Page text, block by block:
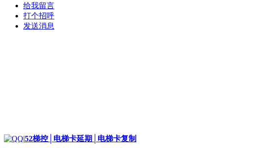
给我留言
打个招呼
发送消息
|52梯控│电梯卡延期│电梯卡复制